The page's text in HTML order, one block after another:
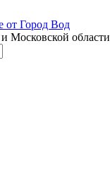
Московской области